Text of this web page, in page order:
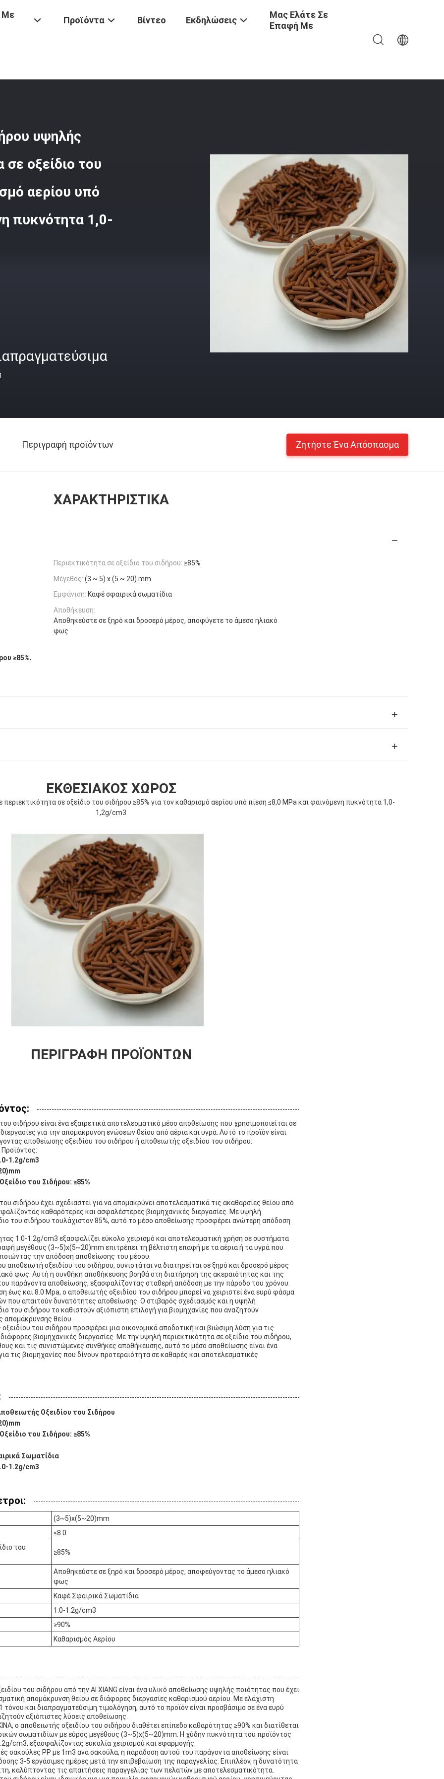
Με
Προϊόντα Βίντεο Εκδηλώσεις
Μας Ελάτε Σε
Επαφή Με
cm3
υψηλής
οξείδιο του
αερίου υπό
πυκνότητα 1,0-
Περιγραφή προϊόντων Ζητήστε Ένα Απόσπασμα
ΧΑΡΑΚΤΗΡΙΣΤΙΚΆ
Περιεκτικότητα σε οξείδιο του σιδήρου: ≥85%
Μέγεθος: (3 ~ 5) x (5 ~ 20) mm
Εμφάνιση: Καφέ σφαιρικά σωματίδια
Αποθήκευση:
Αποθηκεύστε σε ξηρό και δροσερό μέρος, αποφύγετε το άμεσο ηλιακό
φως
≥85%,
ΕΚΘΕΣΙΑΚΌΣ ΧΏΡΟΣ
σε οξείδιο του σιδήρου ≥85% για τον καθαρισμό αερίου υπό πίεση ≤8,0 MPa και φαινόμενη πυκνότητα 1,0-
1,2g/cm3
ΠΕΡΙΓΡΑΦΉ ΠΡΟΪΌΝΤΩΝ
σιδήρου είναι ένα εξαιρετικά αποτελεσματικό μέσο αποθείωσης που χρησιμοποιείται σε
για την απομάκρυνση ενώσεων θείου από αέρια και υγρά. Αυτό το προϊόν είναι
αποθείωσης οξειδίου του σιδήρου ή αποθειωτής οξειδίου του σιδήρου.
1.2g/cm3
του Σιδήρου: ≥85%
σιδήρου έχει σχεδιαστεί για να απομακρύνει αποτελεσματικά τις ακαθαρσίες θείου από
καθαρότερες και ασφαλέστερες βιομηχανικές διεργασίες. Με υψηλή
του σιδήρου τουλάχιστον 85%, αυτό το μέσο αποθείωσης προσφέρει ανώτερη απόδοση
1.0-1.2g/cm3 εξασφαλίζει εύκολο χειρισμό και αποτελεσματική χρήση σε συστήματα
μεγέθους (3~5)x(5~20)mm επιτρέπει τη βέλτιστη επαφή με τα αέρια ή τα υγρά που
την απόδοση αποθείωσης του μέσου.
αποθειωτή οξειδίου του σιδήρου, συνιστάται να διατηρείται σε ξηρό και δροσερό μέρος
φως. Αυτή η συνθήκη αποθήκευσης βοηθά στη διατήρηση της ακεραιότητας και της
παράγοντα αποθείωσης, εξασφαλίζοντας σταθερή απόδοση με την πάροδο του χρόνου.
έως και 8.0 Mpa, ο αποθειωτής οξειδίου του σιδήρου μπορεί να χειριστεί ένα ευρύ φάσμα
που απαιτούν δυνατότητες αποθείωσης. Ο στιβαρός σχεδιασμός και η υψηλή
του σιδήρου το καθιστούν αξιόπιστη επιλογή για βιομηχανίες που αναζητούν
απομάκρυνσης θείου.
του σιδήρου προσφέρει μια οικονομικά αποδοτική και βιώσιμη λύση για τις
βιομηχανικές διεργασίες. Με την υψηλή περιεκτικότητα σε οξείδιο του σιδήρου,
και τις συνιστώμενες συνθήκες αποθήκευσης, αυτό το μέσο αποθείωσης είναι ένα
τις βιομηχανίες που δίνουν προτεραιότητα σε καθαρές και αποτελεσματικές
Οξειδίου του Σιδήρου
του Σιδήρου: ≥85%
Σωματίδια
1.2g/cm3
(3~5)x(5~20)mm
≤8.0
του
≥85%
Αποθηκεύστε σε ξηρό και δροσερό μέρος, αποφεύγοντας το άμεσο ηλιακό
φως
Καφέ Σφαιρικά Σωματίδια
1.0-1.2g/cm3
≥90%
Καθαρισμός Αερίου
του σιδήρου από την AI XIANG είναι ένα υλικό αποθείωσης υψηλής ποιότητας που έχει
απομάκρυνση θείου σε διάφορες διεργασίες καθαρισμού αερίου. Με ελάχιστη
και διαπραγματεύσιμη τιμολόγηση, αυτό το προϊόν είναι προσβάσιμο σε ένα ευρύ
αξιόπιστες λύσεις αποθείωσης.
ο αποθειωτής οξειδίου του σιδήρου διαθέτει επίπεδο καθαρότητας ≥90% και διατίθεται
σωματιδίων με εύρος μεγέθους (3~5)x(5~20)mm. Η χύδην πυκνότητα του προϊόντος
cm3, εξασφαλίζοντας ευκολία χειρισμού και εφαρμογής.
σακούλες PP με 1m3 ανά σακούλα, η παράδοση αυτού του παράγοντα αποθείωσης είναι
3-5 εργάσιμες ημέρες μετά την επιβεβαίωση της παραγγελίας. Επιπλέον, η δυνατότητα
καλύπτοντας τις απαιτήσεις παραγγελίας των πελατών με αποτελεσματικότητα.